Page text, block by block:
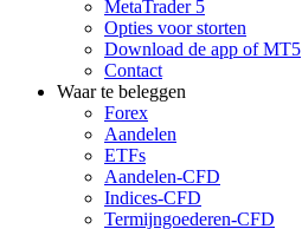
MetaTrader 5
Opties voor storten
Download de app of MT5
Contact
Waar te beleggen
Forex
Aandelen
ETFs
Aandelen-CFD
Indices-CFD
Termijngoederen-CFD